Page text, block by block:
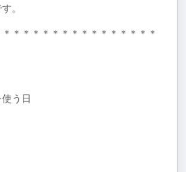
。
＊＊＊＊＊＊＊＊＊＊＊＊＊＊＊
う日